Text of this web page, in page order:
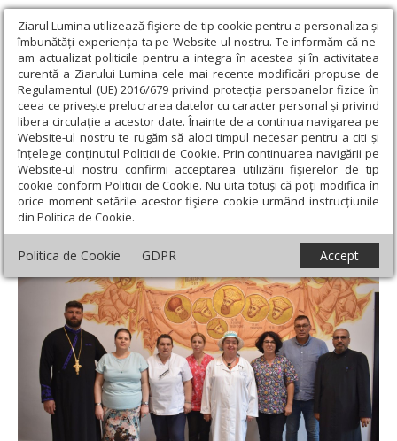
Ziarul Lumina utilizează fişiere de tip cookie pentru a personaliza și
îmbunătăți experiența ta pe Website-ul nostru. Te informăm că ne-
am actualizat politicile pentru a integra în acestea și în activitatea
curentă a Ziarului Lumina cele mai recente modificări propuse de
Regulamentul (UE) 2016/679 privind protecția persoanelor fizice în
ceea ce privește prelucrarea datelor cu caracter personal și privind
libera circulație a acestor date. Înainte de a continua navigarea pe
Website-ul nostru te rugăm să aloci timpul necesar pentru a citi și
înțelege conținutul Politicii de Cookie. Prin continuarea navigării pe
Website-ul nostru confirmi acceptarea utilizării fişierelor de tip
cookie conform Politicii de Cookie. Nu uita totuși că poți modifica în
orice moment setările acestor fişiere cookie urmând instrucțiunile
din Politica de Cookie.
Politica de Cookie GDPR Accept
Ziarul Lumina › Filantropie › Campanie de donare de sânge în
Protopopiatul Urziceni
Campanie de donare de sânge în
Protopopiatul Urziceni